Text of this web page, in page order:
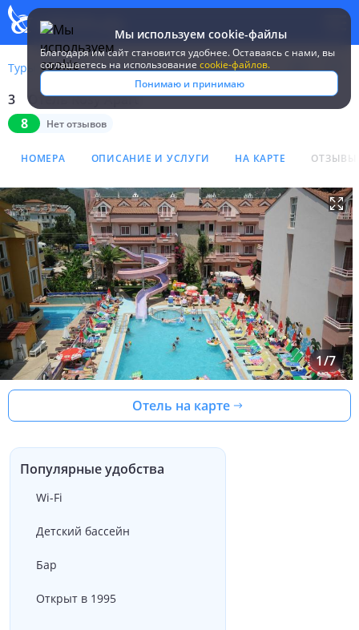
Мы используем cookie-файлы
Благодаря им сайт становится удобнее. Оставаясь c нами, вы
соглашаетесь на использование cookie-файлов.
Понимаю и принимаю
Туры Турция Мармарис Rosy Apart
Отель Rosy Apart 3*
3
Отель Rosy Apart
8
Нет отзывов
НОМЕРА ОПИСАНИЕ И УСЛУГИ НА КАРТЕ ОТЗЫВЫ
1/7
Отель на карте
Популярные удобства
Wi-Fi
Детский бассейн
Бар
Открыт в 1995